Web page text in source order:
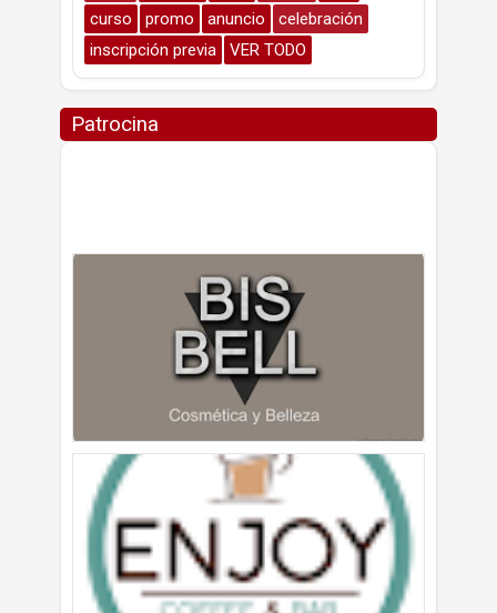
curso
promo anuncio
celebración
inscripción previa
VER TODO
Patrocina